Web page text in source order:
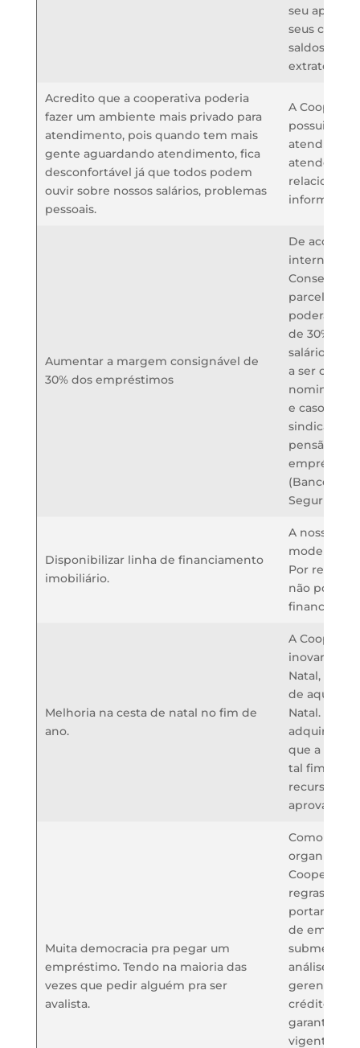
seu
seus
saldos de
extratos de
Acredito que a cooperativa poderia
fazer um ambiente mais privado para
atendimento, pois quando tem mais
gente aguardando atendimento, fica
desconfortável já que todos podem
ouvir sobre nossos salários, problemas
pessoais.
A
possui
atender as
Aumentar a margem consignável de
30% dos empréstimos
De acordo
internas,
Conselho
parcelas
poderão
de 30%
salário,
a ser
nominal,
e caso
sindicais,
pensão
(Banco Itaú
Disponibilizar linha de financiamento
imobiliário.
A nossa
modelo
Por regra
não
Melhoria na cesta de natal no fim de
ano.
A
inovar com
Natal,
de
Natal. As
adquiridas
que a
tal fim, e
recursos
aprovação
Muita democracia pra pegar um
empréstimo. Tendo na maioria das
vezes que pedir alguém pra ser
avalista.
Como em
organizada
regras a
portanto,
de
submetidas
análise de
crédito tem
garantir a
vigentes,